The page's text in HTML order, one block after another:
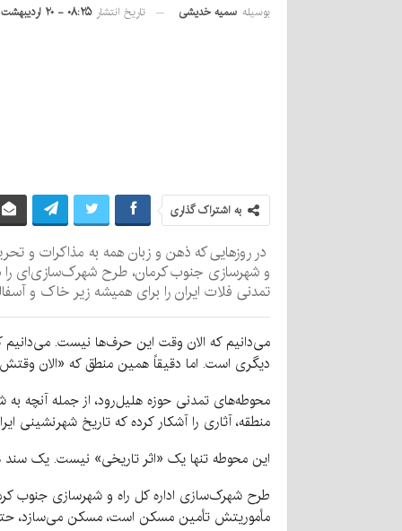
بوسیله سمیه خدیشی تاریخ انتشار ۰۸:۲۵ - ۲۰ اردیبهشت ۱۴۰۵
به اشتراک گذاری
در روزهایی که ذهن و زبان همه به مذاکرات و
و شهرسازی جنوب کرمان، طرح شهرک‌سازی‌ای را
تمدنی فلات ایران را برای همیشه زیر خاک و
می‌دانیم که الان وقت این حرف‌ها نیست.
دیگری است. اما دقیقاً همین منطق که «الان
محوطه‌های تمدنی حوزه هلیل‌رود، از جمله آنچه
منطقه، آثاری را آشکار کرده که تاریخ شهرنشینی
این محوطه تنها یک «اثر تاریخی» نیست. یک سند
طرح شهرک‌سازی اداره کل راه و شهرسازی جنوب
مأموریتش تأمین مسکن است، مسکن می‌سازد، حتی